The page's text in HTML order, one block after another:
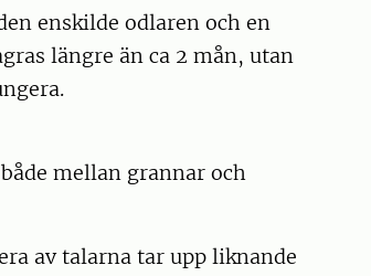
enskilde odlaren och en
längre än ca 2 mån, utan
mellan grannar och
av talarna tar upp liknande